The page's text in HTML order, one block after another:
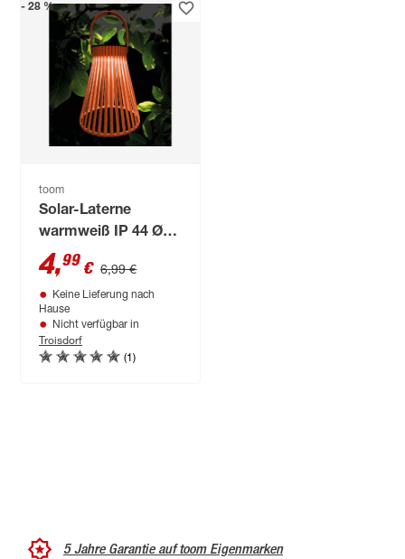
- 28 %
toom
Solar-Laterne
warmweiß IP 44 Ø
15 x 26 cm
4,99 € 6,99 €
Keine Lieferung nach
Hause
Nicht verfügbar in
Troisdorf
(1)
5 Jahre Garantie auf toom Eigenmarken